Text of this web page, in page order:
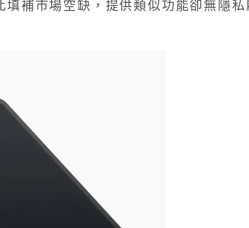
補市場空缺，提供類似功能卻無隱私